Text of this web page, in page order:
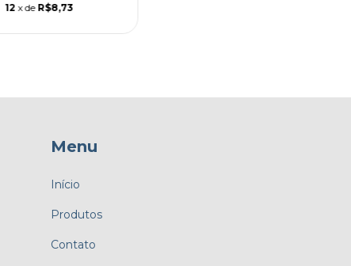
12 x de R$8,73
Menu
Início
Produtos
Contato